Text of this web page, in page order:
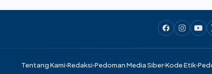
Tentang Kami Redaksi Pedoman Media Siber Kode Etik